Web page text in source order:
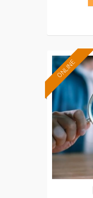
ONLINE
Para